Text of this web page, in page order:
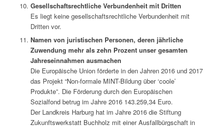
Gesellschaftsrechtliche Verbundenheit mit Dritten
Es liegt keine gesellschaftsrechtliche Verbundenheit mit
Dritten vor.
Namen von juristischen Personen, deren jährliche
Zuwendung mehr als zehn Prozent unser gesamten
Jahreseinnahmen ausmachen
Die Europäische Union förderte in den Jahren 2016 und 2017
das Projekt “Non-formale MINT-Bildung über ‘coole’
Produkte”. Die Förderung durch den Europäischen
Sozialfond betrug im Jahre 2016 143.259,34 Euro.
Der Landkreis Harburg hat im Jahre 2016 die Stiftung
Zukunftswerkstatt Buchholz mit einer Ausfallbürgschaft in